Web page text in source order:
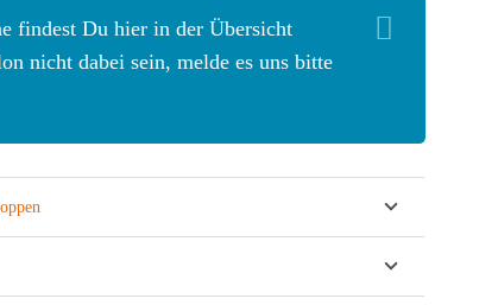
findest Du hier in der Übersicht
nicht dabei sein, melde es uns bitte